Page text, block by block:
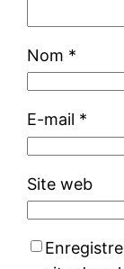
Nom *
E-mail *
Site web